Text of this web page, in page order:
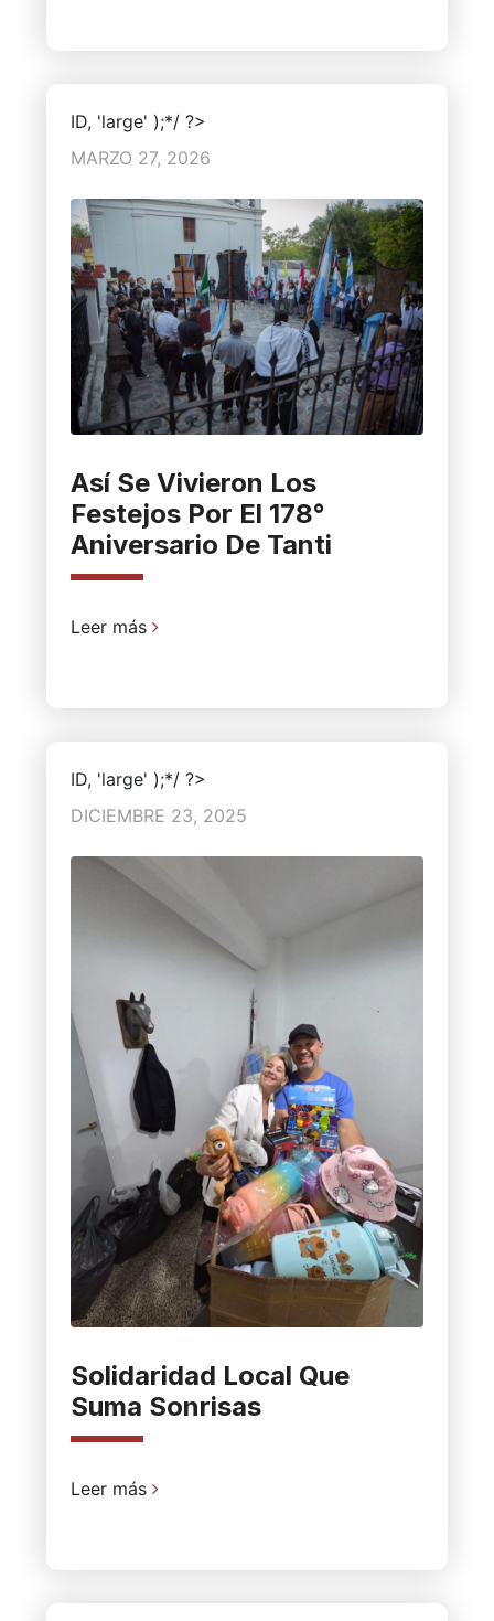
ID, 'large' );*/ ?>
MARZO 27, 2026
Así Se Vivieron Los
Festejos Por El 178°
Aniversario De Tanti
Leer más
ID, 'large' );*/ ?>
DICIEMBRE 23, 2025
Solidaridad Local Que
Suma Sonrisas
Leer más